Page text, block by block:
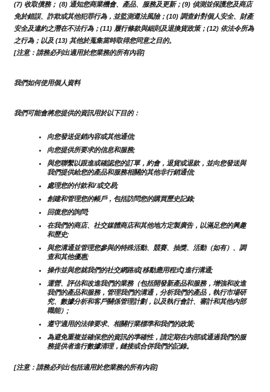
(7) 收取債務； (8) 通知您商業機會、產品、服務及更新；(9) 偵測並保護您及商店
免於錯誤、詐欺或其他犯罪行為，並監測遵法風險；(10) 調查針對個人安全、財產
安全及違約之潛在不法行為；(11) 履行條款與細則及退換貨政策；(12) 依法令所為
之行為；以及 (13) 其他於蒐集當時取得您同意之目的。
[注意：請務必列出適用於您業務的所有內容]
我們如何使用個人資料
我們可能會將您提供的資訊用於以下目的：
向您發送促銷內容或其他通信;
向您提供所要求的信息和服務;
與您聯繫以跟進或確認您的訂單，約會，退貨或退款，並向您發送與
我們提供給您的產品和服務相關的其他非行銷通信;
處理您的付款和/或交易;
創建和管理您的帳戶，包括訪問您的購買歷史記錄;
回復您的詢問;
在我們的商店、社交媒體商店和其他地方定製廣告，以滿足您的興趣
和歷史;
與您溝通並管理您參與的特殊活動、競賽、抽獎、活動（如有）、調
查和其他優惠;
操作並與您就我們的社交網路或[移動應用程式]進行溝通;
運營、評估和改進我們的業務（包括開發新產品和服務，增強和改進
我們的產品和服務，管理我們的溝通，分析我們的產品，執行市場研
究、數據分析和客戶關係管理計劃，以及執行會計、審計和其他內部
職能）;
遵守適用的法律要求、相關行業標準和我們的政策;
為避免重複並確保您的資訊的準確性，請定期在內部或通過我們的服
務提供者進行數據清理，鏈接或合併我們的記錄。
[注意：請務必列出包括適用於您業務的所有內容]